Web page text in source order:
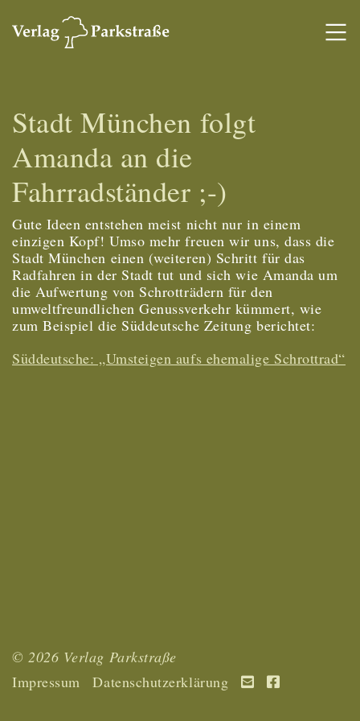
Stadt München folgt
Amanda an die
Fahrradständer ;-)
Gute Ideen entstehen meist nicht nur in einem
einzigen Kopf! Umso mehr freuen wir uns, dass die
Stadt München einen (weiteren) Schritt für das
Radfahren in der Stadt tut und sich wie Amanda um
die Aufwertung von Schrotträdern für den
umweltfreundlichen Genussverkehr kümmert, wie
zum Beispiel die Süddeutsche Zeitung berichtet:
Süddeutsche: „Umsteigen aufs ehemalige Schrottrad“
© 2026 Verlag Parkstraße
Impressum
Datenschutzerklärung